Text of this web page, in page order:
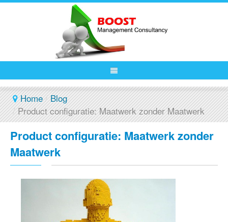
Home / Blog
/ Product configuratie: Maatwerk zonder Maatwerk
Product configuratie: Maatwerk zonder
Maatwerk